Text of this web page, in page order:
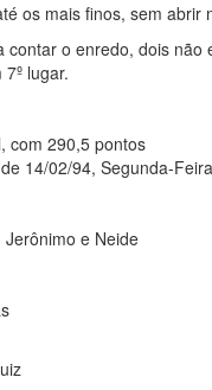
os mais finos, sem
o enredo, dois
lugar.
com 290,5 pontos
14/02/94, Segunda-
Jerônimo e Neide